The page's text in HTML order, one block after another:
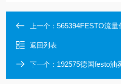
上一个： 565394FESTO流量传感器
返回列表
下一个： 192575德国festo油雾